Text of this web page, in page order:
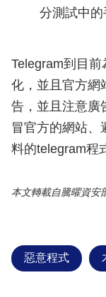
分測試中的
Telegram到目
化，並且官方網
告，並且注意廣
冒官方的網站、
料的telegram程
本文轉載自騰曜資安
惡意程式